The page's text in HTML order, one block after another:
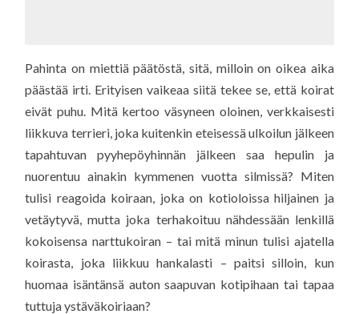
Pahinta on miettiä päätöstä, sitä, milloin on oikea aika
päästää irti. Erityisen vaikeaa siitä tekee se, että koirat
eivät puhu. Mitä kertoo väsyneen oloinen, verkkaisesti
liikkuva terrieri, joka kuitenkin eteisessä ulkoilun jälkeen
tapahtuvan pyyhepöyhinnän jälkeen saa hepulin ja
nuorentuu ainakin kymmenen vuotta silmissä? Miten
tulisi reagoida koiraan, joka on kotioloissa hiljainen ja
vetäytyvä, mutta joka terhakoituu nähdessään lenkillä
kokoisensa narttukoiran – tai mitä minun tulisi ajatella
koirasta, joka liikkuu hankalasti – paitsi silloin, kun
huomaa isäntänsä auton saapuvan kotipihaan tai tapaa
tuttuja ystäväkoiriaan?